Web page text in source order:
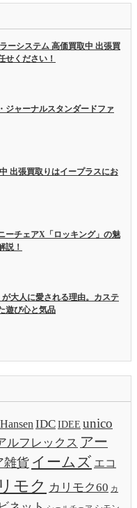
ーシステム 高価買取中 出張買
せください！
ジャーナルスタンダードファ
出張買取りはイープラスにお
ーチェアX「ロッキング」の魅
説！
大人に愛される理由。カステ
遊び心と気品
IDCIDEE unico
ルフレックス アー
雑貨 イームズ エコ
モク カリモク60 カ